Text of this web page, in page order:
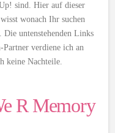
sind. Hier auf dieser
wonach Ihr suchen
Die untenstehenden Links
Partner verdiene ich an
keine Nachteile.
R Memory